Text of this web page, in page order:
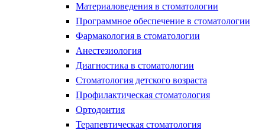
Материаловедения в стоматологии
Программное обеспечение в стоматологии
Фармакология в стоматологии
Анестезиология
Диагностика в стоматологии
Стоматология детского возраста
Профилактическая стоматология
Ортодонтия
Терапевтическая стоматология